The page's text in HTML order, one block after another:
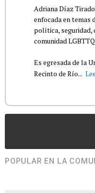
Adriana Díaz
enfocada en temas
política, seguridad,
comunidad
Es egresada de la
Recinto de Río...
POPULAR EN LA